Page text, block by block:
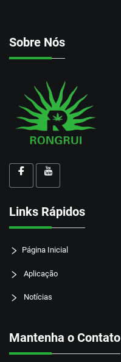
Sobre Nós
Links Rápidos
Página Inicial
Aplicação
Notícias
Mantenha o Contato